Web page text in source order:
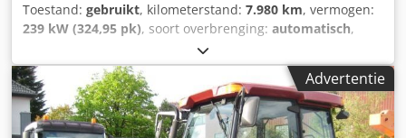
Toestand: gebruikt, kilometerstand: 7.980 km, vermogen:
239 kW (324,95 pk), soort overbrenging: automatisch,
geel
01/2013, Bouwjaar:2013, Uitrusting:airconditioning, =
Verdere opties en accessoires = - Airconditioning - Radio -
Stuurbekrachtiging - Zonneklep = Opmerkingen =
+++Gewicht: 24.000 kg Km/h+++ +++4x4+++ +++Banden
Advertentie